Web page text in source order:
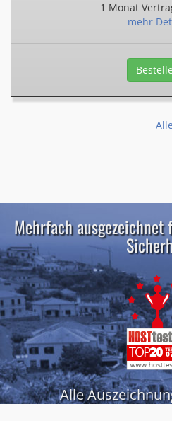
1 Monat
mehr
Mehrfach
Alle